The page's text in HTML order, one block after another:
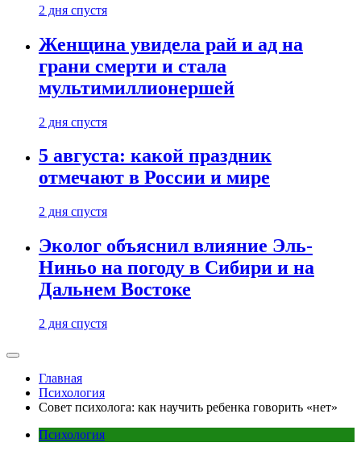
2 дня спустя
Женщина увидела рай и ад на
грани смерти и стала
мультимиллионершей
2 дня спустя
5 августа: какой праздник
отмечают в России и мире
2 дня спустя
Эколог объяснил влияние Эль-
Ниньо на погоду в Сибири и на
Дальнем Востоке
2 дня спустя
Главная
Психология
Совет психолога: как научить ребенка говорить «нет»
Психология